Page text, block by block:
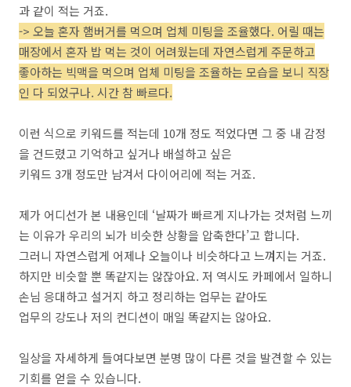
과 같이 적는 거죠.
-> 오늘 혼자 햄버거를 먹으며 업체 미팅을 조율했다. 어릴 때는
매장에서 혼자 밥 먹는 것이 어려웠는데 자연스럽게 주문하고
좋아하는 빅맥을 먹으며 업체 미팅을 조율하는 모습을 보니 직장
인 다 되었구나. 시간 참 빠르다.
이런 식으로 키워드를 적는데 10개 정도 적었다면 그 중 내 감정
을 건드렸고 기억하고 싶거나 배설하고 싶은
키워드 3개 정도만 남겨서 다이어리에 적는 거죠.
제가 어디선가 본 내용인데 ‘날짜가 빠르게 지나가는 것처럼 느끼
는 이유가 우리의 뇌가 비슷한 상황을 압축한다’고 합니다.
그러니 자연스럽게 어제나 오늘이나 비슷하다고 느껴지는 거죠.
하지만 비슷할 뿐 똑같지는 않잖아요. 저 역시도 카페에서 일하니
손님 응대하고 설거지 하고 정리하는 업무는 같아도
업무의 강도나 저의 컨디션이 매일 똑같지는 않아요.
일상을 자세하게 들여다보면 분명 많이 다른 것을 발견할 수 있는
기회를 얻을 수 있습니다.